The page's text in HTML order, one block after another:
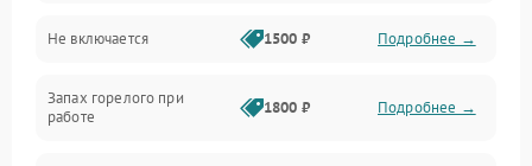
Не включается 1500 ₽ Подробнее →
Запах горелого при
работе
1800 ₽ Подробнее →